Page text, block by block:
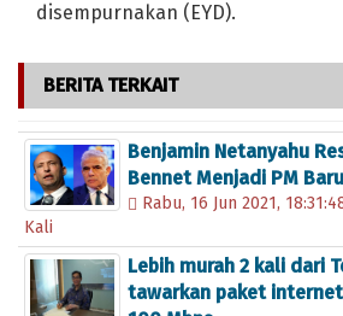
Angry Birds
Lionel Messi
Text Editor keren
Pemilik Facebook
Program 100 Hari
Laskar Pelangi
Maria Kirilenko,
disempurnakan (EYD).
BERITA TERKAIT
Benjamin Netanyahu
Bennet Menjadi PM
Rabu, 16 Jun 2021,
Kali
Lebih murah 2 kali dari
tawarkan paket